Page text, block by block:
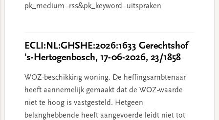
pk_medium=rss&pk_keyword=uitspraken
ECLI:NL:GHSHE:2026:1633 Gerechtshof
's-Hertogenbosch, 17-06-2026, 23/1858
WOZ-beschikking woning. De heffingsambtenaar
heeft aannemelijk gemaakt dat de WOZ-waarde
niet te hoog is vastgesteld. Hetgeen
belanghebbende heeft aangevoerde leidt niet tot